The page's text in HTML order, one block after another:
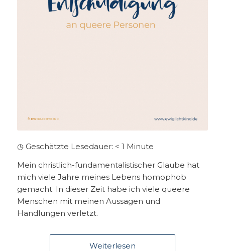
◷ Geschätzte Lesedauer: < 1 Minute
Mein christlich-fundamentalistischer Glaube hat
mich viele Jahre meines Lebens homophob
gemacht. In dieser Zeit habe ich viele queere
Menschen mit meinen Aussagen und
Handlungen verletzt.
Weiterlesen